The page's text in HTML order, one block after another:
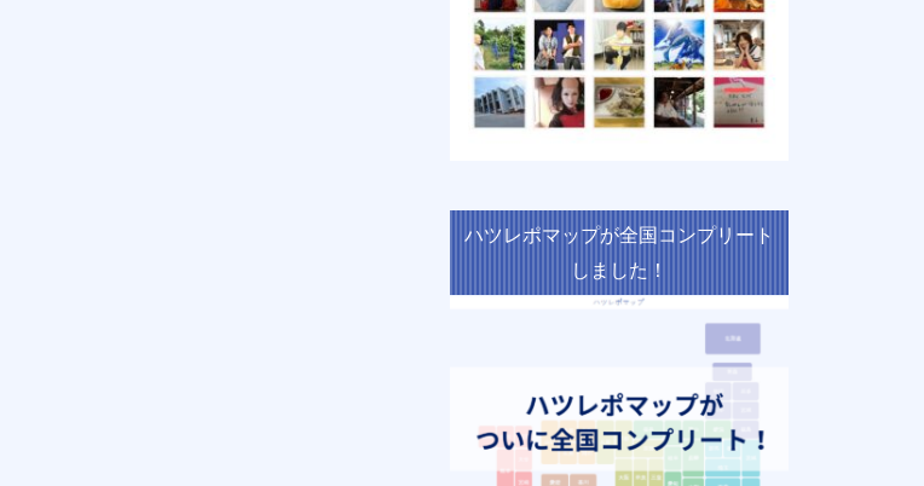
ハツレポマップが全国コンプリート
しました！